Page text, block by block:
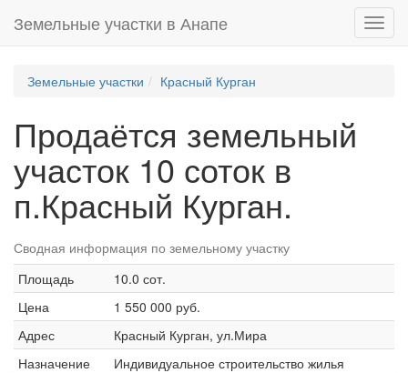
Земельные участки в Анапе
Земельные участки Красный Курган
Продаётся земельный
участок 10 соток в
п.Красный Курган.
Сводная информация по земельному участку
Площадь
10.0 сот.
Цена
1 550 000 руб.
Адрес
Красный Курган, ул.Мира
Назначение
Индивидуальное строительство жилья